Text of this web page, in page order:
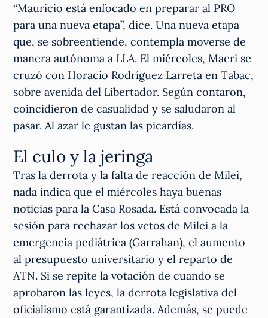
“Mauricio está enfocado en preparar al PRO
para una nueva etapa”, dice. Una nueva etapa
que, se sobreentiende, contempla moverse de
manera autónoma a LLA. El miércoles, Macri se
cruzó con Horacio Rodríguez Larreta en Tabac,
sobre avenida del Libertador. Según contaron,
coincidieron de casualidad y se saludaron al
pasar. Al azar le gustan las picardías.
El culo y la jeringa
Tras la derrota y la falta de reacción de Milei,
nada indica que el miércoles haya buenas
noticias para la Casa Rosada. Está convocada la
sesión para rechazar los vetos de Milei a la
emergencia pediátrica (Garrahan), el aumento
al presupuesto universitario y el reparto de
ATN. Si se repite la votación de cuando se
aprobaron las leyes, la derrota legislativa del
oficialismo está garantizada. Además, se puede